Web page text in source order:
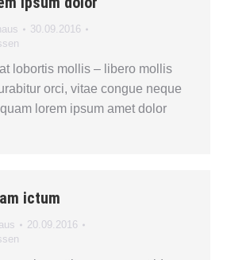
30.09.2016
lobortis mollis – libero mollis
orci, vitae congue neque
lorem ipsum amet dolor
ictum
20.09.2016